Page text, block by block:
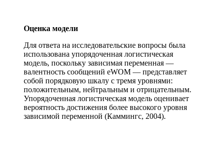
Оценка модели
Для ответа на исследовательские вопросы была
использована упорядоченная логистическая
модель, поскольку зависимая переменная —
валентность сообщений eWOM — представляет
собой порядковую шкалу с тремя уровнями:
положительным, нейтральным и отрицательным.
Упорядоченная логистическая модель оценивает
вероятность достижения более высокого уровня
зависимой переменной (Каммингс, 2004).